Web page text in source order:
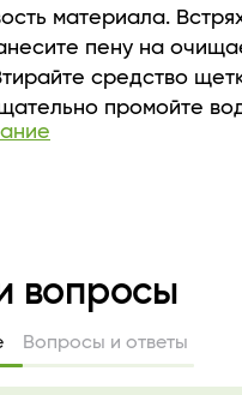
материала.
пену на
средство
промойте
путем. При
Для очищения
щетку.
вопросы
Вопросы и ответы